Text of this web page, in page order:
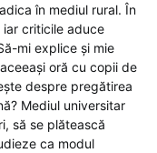
în mediul rural. În
criticile aduce
mi explice și mie
oră cu copii de
despre pregătirea
Mediul universitar
să se plătească
ca modul